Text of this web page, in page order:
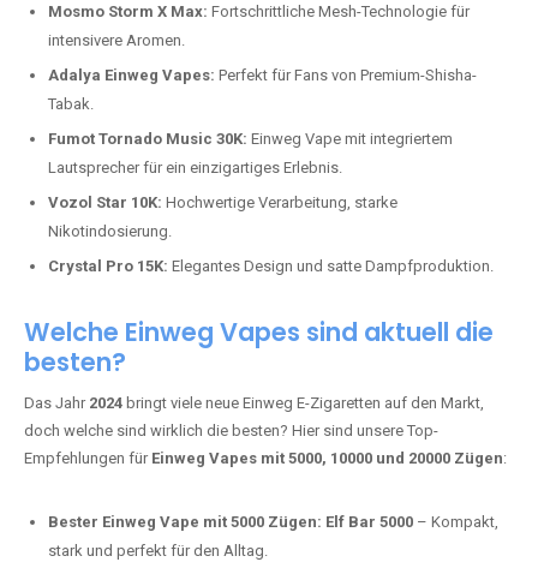
Mosmo Storm X Max: Fortschrittliche Mesh-Technologie für
intensivere Aromen.
Adalya Einweg Vapes: Perfekt für Fans von Premium-Shisha-
Tabak.
Fumot Tornado Music 30K: Einweg Vape mit integriertem
Lautsprecher für ein einzigartiges Erlebnis.
Vozol Star 10K: Hochwertige Verarbeitung, starke
Nikotindosierung.
Crystal Pro 15K: Elegantes Design und satte Dampfproduktion.
Welche Einweg Vapes sind aktuell die
besten?
Das Jahr 2024 bringt viele neue Einweg E-Zigaretten auf den Markt,
doch welche sind wirklich die besten? Hier sind unsere Top-
Empfehlungen für Einweg Vapes mit 5000, 10000 und 20000 Zügen:
Bester Einweg Vape mit 5000 Zügen: Elf Bar 5000 – Kompakt,
stark und perfekt für den Alltag.